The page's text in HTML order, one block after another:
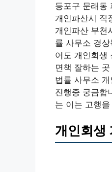
등포구 문래동
개인파산시 직
개인파산 부천
률 사무소 경
어도 개인회생
면책 잘하는
법률 사무소
진행중 궁금합
는 이는 고행
개인회생